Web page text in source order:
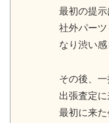
最初の提示
社外パー
なり渋い感
その後、
出張査定に
最初に来